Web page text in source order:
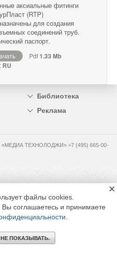
аксиальные фитинги
(RTP)
для создания
соединений труб.
паспорт.
Pdf1.33 Mb
RU
Библиотека
Реклама
«МЕДИА ТЕХНОЛОДЖИ» +7 (495) 665-00-
файлы cookies.
соглашаетесь и принимаете
ПОКАЗЫВАТЬ.
×